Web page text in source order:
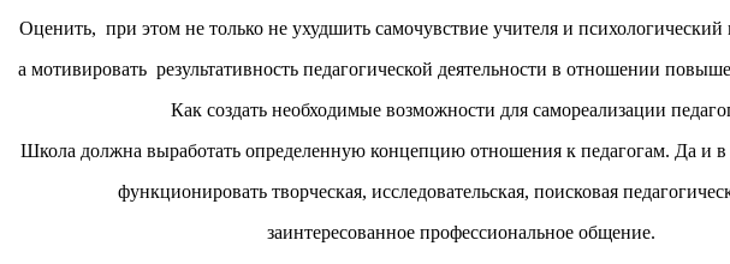
Оценить, при этом не только не ухудшить самочувствие учителя и психологический
а мотивировать результативность педагогической деятельности в отношении
Как создать необходимые возможности для самореализации
Школа должна выработать определенную концепцию отношения к педагогам. Да и
функционировать творческая, исследовательская, поисковая
заинтересованное профессиональное общение.